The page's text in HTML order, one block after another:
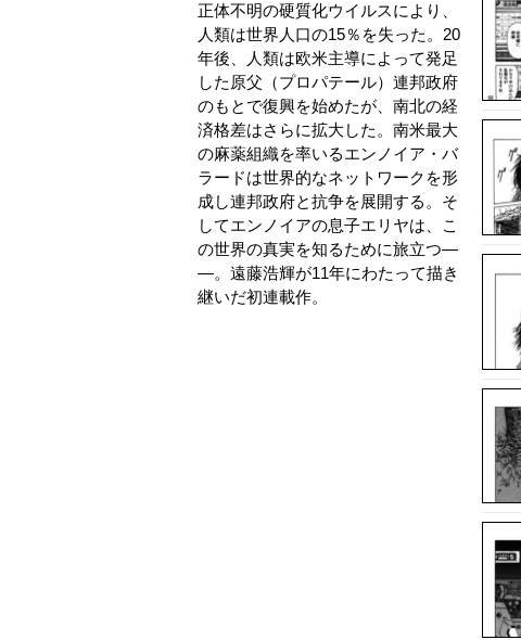
正体不明の硬質化ウイルスにより、
人類は世界人口の15％を失った。20
年後、人類は欧米主導によって発足
した原父（プロパテール）連邦政府
のもとで復興を始めたが、南北の経
済格差はさらに拡大した。南米最大
の麻薬組織を率いるエンノイア・バ
ラードは世界的なネットワークを形
成し連邦政府と抗争を展開する。そ
してエンノイアの息子エリヤは、こ
の世界の真実を知るために旅立つ―
―。遠藤浩輝が11年にわたって描き
継いだ初連載作。